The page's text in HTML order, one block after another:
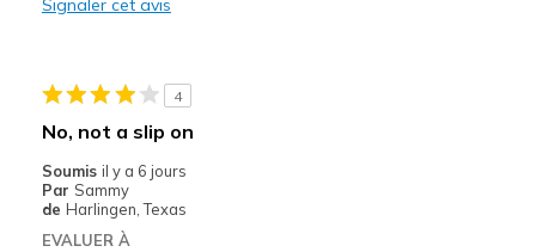
Sizing
Feels true to size
View On Shoes
Shoes are for Wearing
Signaler cet avis
4
No, not a slip on
Soumis il y a 6 jours
Par Sammy
de Harlingen, Texas
EVALUER À